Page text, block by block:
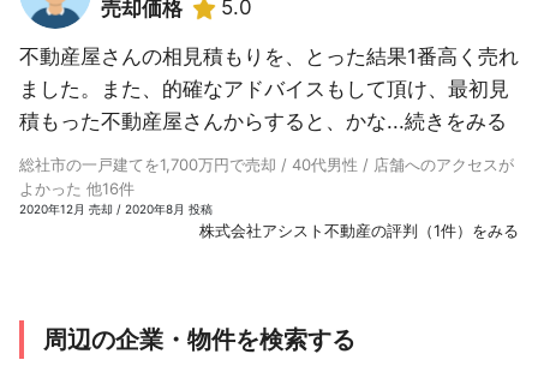
売却価格 5.0
不動産屋さんの相見積もりを、とった結果1番高く売れ
ました。また、的確なアドバイスもして頂け、最初見
積もった不動産屋さんからすると、かな...続きをみる
総社市の一戸建てを1,700万円で売却 / 40代男性 / 店舗へのアクセスが
よかった 他16件
2020年12月 売却 / 2020年8月 投稿
株式会社アシスト不動産の評判（1件）をみる
周辺の企業・物件を検索する